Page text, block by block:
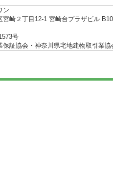
ン
宮崎２丁目12-1 宮崎台プラザビル
号
保証協会・神奈川県宅地建物取引業